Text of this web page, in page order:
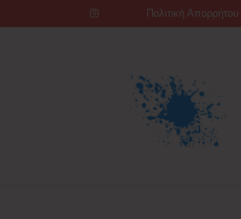
to
Πολιτική Απορρήτου